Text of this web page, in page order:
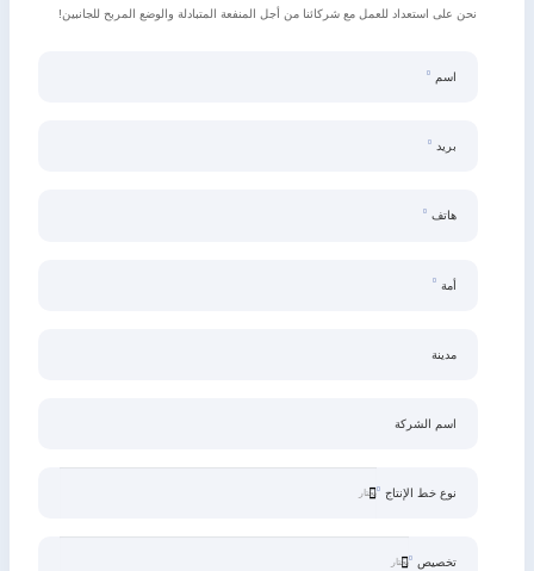
نحن على استعداد للعمل مع شركائنا من أجل المنفعة المتبادلة والوضع المربح للجانبين!
اسم
بريد
هاتف
أمة
مدينة
اسم الشركة
نوع خط الإنتاج
تخصيص